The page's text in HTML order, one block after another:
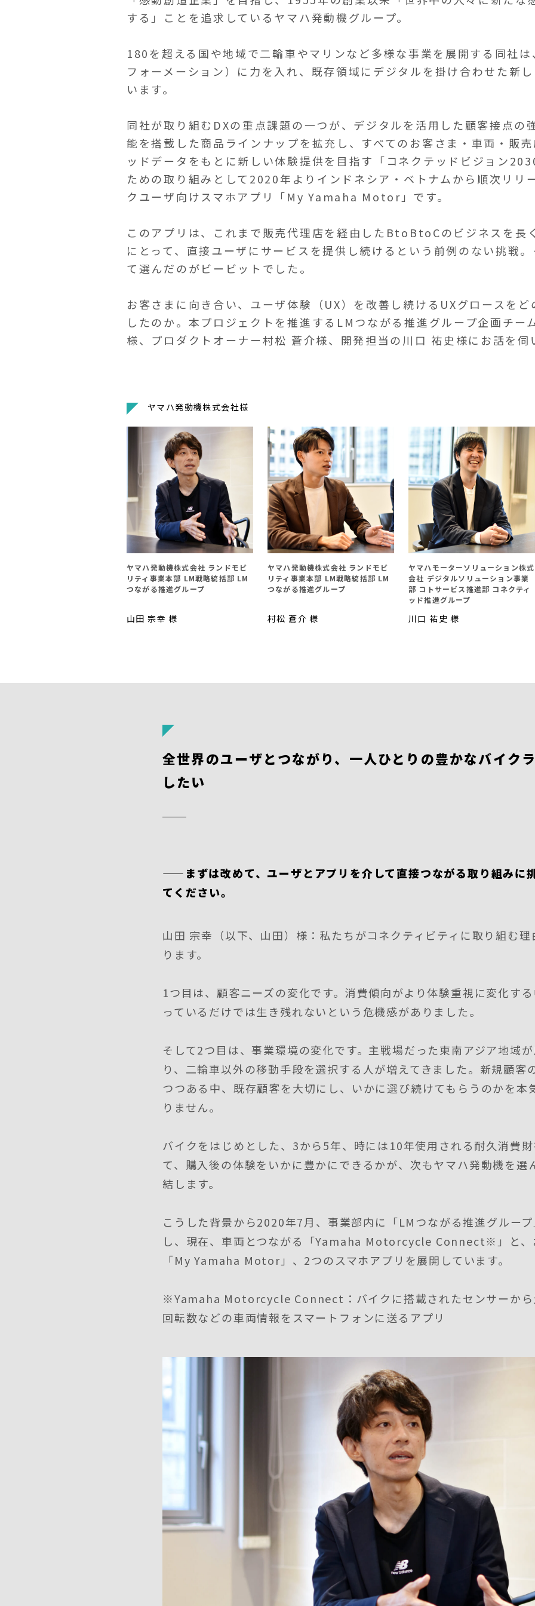
する」ことを追求しているヤマハ発動機グループ。
180を超える国や地域で二輪車やマリンなど多様な事業を展開する同社
フォーメーション）に力を入れ、既存領域にデジタルを掛け合わせた新
います。
同社が取り組むDXの重点課題の一つが、デジタルを活用した顧客接点の
能を搭載した商品ラインナップを拡充し、すべてのお客さま・車両・販
ッドデータをもとに新しい体験提供を目指す「コネクテッドビジョン
ための取り組みとして2020年よりインドネシア・ベトナムから順次リリ
クユーザ向けスマホアプリ「My Yamaha Motor」です。
このアプリは、これまで販売代理店を経由したBtoBtoCのビジネスを長
にとって、直接ユーザにサービスを提供し続けるという前例のない挑戦
て選んだのがビービットでした。
お客さまに向き合い、ユーザ体験（UX）を改善し続けるUXグロースを
したのか。本プロジェクトを推進するLMつながる推進グループ企画チー
様、プロダクトオーナー村松 蒼介様、開発担当の川口 祐史様にお話を伺
ヤマハ発動機株式会社様
ヤマハ発動機株式会社 ランドモビ
リティ事業本部 LM戦略統括部 LM
つながる推進グループ
山田 宗幸 様
ヤマハ発動機株式会社 ランドモビ
リティ事業本部 LM戦略統括部 LM
つながる推進グループ
村松 蒼介 様
ヤマハモーターソリューション株式
会社 デジタルソリューション事業
部 コトサービス推進部 コネクティ
ッド推進グループ
川口 祐史 様
全世界のユーザとつながり、一人ひとりの豊かなバイク
したい
——まずは改めて、ユーザとアプリを介して直接つながる取り組みに
てください。
山田 宗幸（以下、山田）様：私たちがコネクティビティに取り組む
ります。
1つ目は、顧客ニーズの変化です。消費傾向がより体験重視に変化す
っているだけでは生き残れないという危機感がありました。
そして2つ目は、事業環境の変化です。主戦場だった東南アジア地域
り、二輪車以外の移動手段を選択する人が増えてきました。新規顧客
つつある中、既存顧客を大切にし、いかに選び続けてもらうのかを本
りません。
バイクをはじめとした、3から5年、時には10年使用される耐久消費
て、購入後の体験をいかに豊かにできるかが、次もヤマハ発動機を選
結します。
こうした背景から2020年7月、事業部内に「LMつながる推進グルー
し、現在、車両とつながる「Yamaha Motorcycle Connect※」と、
「My Yamaha Motor」、2つのスマホアプリを展開しています。
※Yamaha Motorcycle Connect：バイクに搭載されたセンサーから
回転数などの車両情報をスマートフォンに送るアプリ